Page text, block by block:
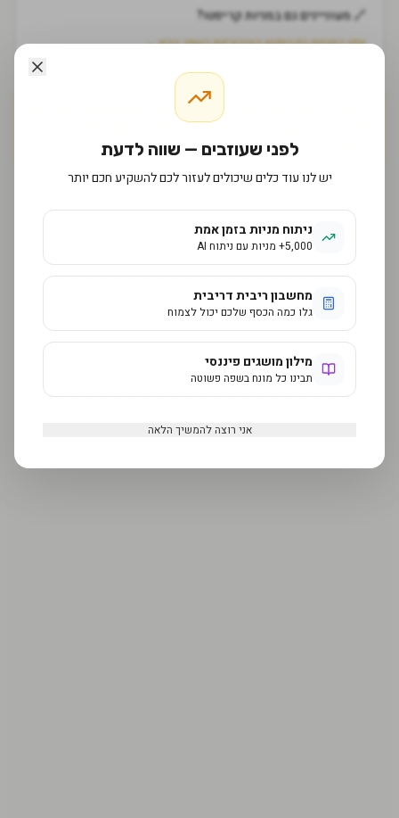
🔗 מעוניינים גם במניות קריפטו?
צפו במניות הקריפטו הציבוריות בשוק ההון →
⚠️ תוכן זה הוא לימודי בלבד ואינו מהווה ייעוץ השקעות. שוק הקריפטו
תנודתי מאוד ונושא סיכון גבוה. יש לבצע מחקר עצמאי לפני כל
לפני שעוזבים — שווה לדעת
יש לנו עוד כלים שיכולים לעזור לכם להשקיע חכם יותר
ניתוח מניות בזמן אמת
5,000+ מניות עם ניתוח AI
מחשבון ריבית דריבית
גלו כמה הכסף שלכם יכול לצמוח
מילון מושגים פיננסי
תבינו כל מונח בשפה פשוטה
אני רוצה להמשיך הלאה